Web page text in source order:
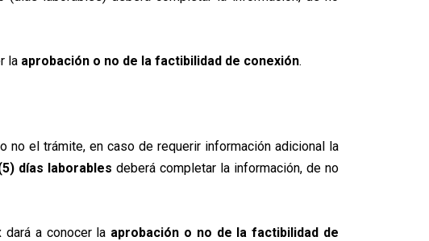
la aprobación o no de la factibilidad de conexión.
no el trámite, en caso de requerir información adicional la
días laborables deberá completar la información, de no
dará a conocer la aprobación o no de la factibilidad de